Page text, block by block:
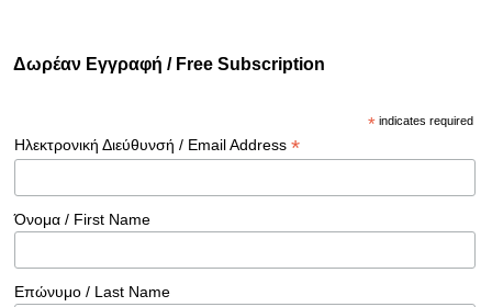
Δωρέαν Εγγραφή / Free Subscription
*indicates required
Ηλεκτρονική Διεύθυνσή / Email Address*
Όνομα / First Name
Επώνυμο / Last Name